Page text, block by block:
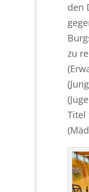
den
zu
Titel